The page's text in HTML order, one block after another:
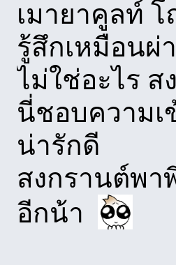
เมายาคูลท์ โ
รู้สึกเหมือนผ่
ไม่ใช่อะไร ส
นี่ชอบความเ
น่ารักดี
สงกรานต์พา
อีกน้า